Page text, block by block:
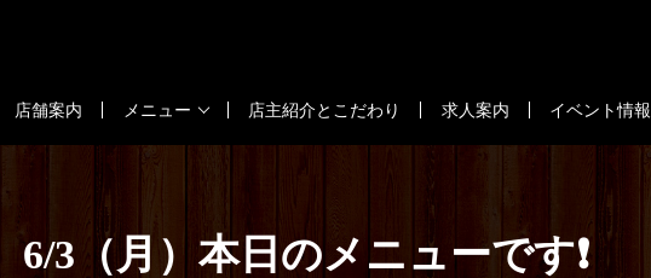
店舗案内 メニュー 店主紹介とこだわり 求人案内 イベント情報
6/3（月）本日のメニューです❗